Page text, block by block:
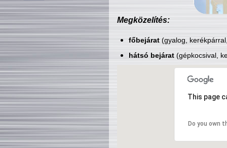
Megközelítés:
főbejárat(gyalog,
hátsó bejárat(gépkocsival,
This page
Do you own